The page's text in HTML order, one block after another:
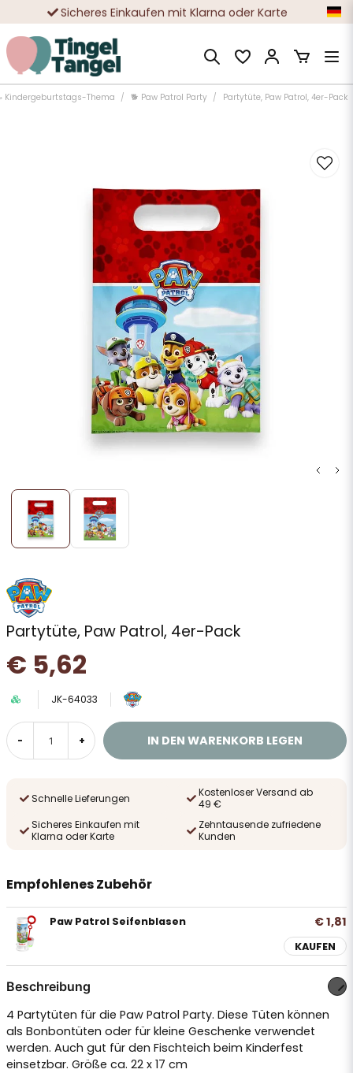
Sicheres Einkaufen mit Klarna oder Karte
Zehntausende zufriedene Kunden
Kindergeburtstags-Thema 🐕 Paw Patrol Party Partytüte, Paw Patrol, 4er-Pack
Partytüte, Paw Patrol, 4er-Pack
€ 5,62
JK-64033
- + IN DEN WARENKORB LEGEN
Schnelle Lieferungen
Kostenloser Versand ab
49 €
Sicheres Einkaufen mit
Klarna oder Karte
Zehntausende zufriedene
Kunden
Empfohlenes Zubehör
Paw Patrol Seifenblasen € 1,81
KAUFEN
Beschreibung
4 Partytüten für die Paw Patrol Party. Diese Tüten können
als Bonbontüten oder für kleine Geschenke verwendet
werden. Auch gut für den Fischteich beim Kinderfest
einsetzbar. Größe ca. 22 x 17 cm